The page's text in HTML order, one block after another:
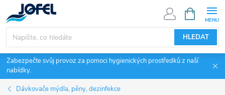
na
obsah
HLEDAT
NÁKUPNÍ
KOŠÍK
Zabezpečte svůj provoz za pomoci hygienických prostředků z naší
nabídky.
Dávkovače mýdla, pěny, dezinfekce